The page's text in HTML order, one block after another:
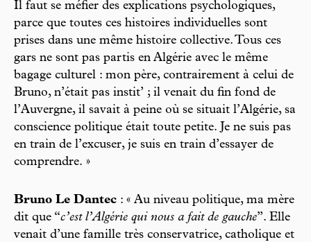
Il faut se méfier des explications psychologiques,
parce que toutes ces histoires individuelles sont
prises dans une même histoire collective. Tous ces
gars ne sont pas partis en Algérie avec le même
bagage culturel : mon père, contrairement à celui de
Bruno, n’était pas instit’ ; il venait du fin fond de
l’Auvergne, il savait à peine où se situait l’Algérie, sa
conscience politique était toute petite. Je ne suis pas
en train de l’excuser, je suis en train d’essayer de
comprendre. »
Bruno Le Dantec : « Au niveau politique, ma mère
dit que “c’est l’Algérie qui nous a fait de gauche”. Elle
venait d’une famille très conservatrice, catholique et